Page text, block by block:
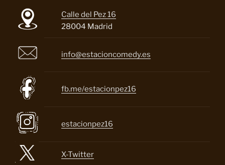
Calle del Pez 16
28004 Madrid
info@estacioncomedy.es
fb.me/estacionpez16
estacionpez16
X-Twitter